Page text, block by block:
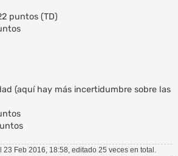
puntos (TD)
(aquí hay más incertidumbre sobre las
23 Feb 2016, 18:58, editado 25 veces en total.